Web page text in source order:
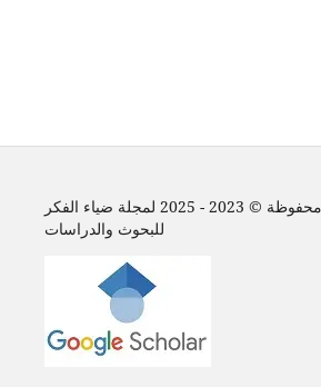
جميع الحقوق محفوظة © 2023 - 2025 لمجلة ضياء الفكر
للبحوث والدراسات